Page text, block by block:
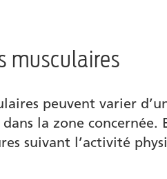
musculaires
peuvent varier
la zone concernée.
suivant l’activité